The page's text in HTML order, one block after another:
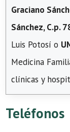
Graciano
Sánchez, C.p.
Luis Potosí o
Medicina
clínicas y
Teléfonos